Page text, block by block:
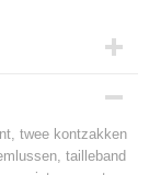
twee kontzakken
tailleband